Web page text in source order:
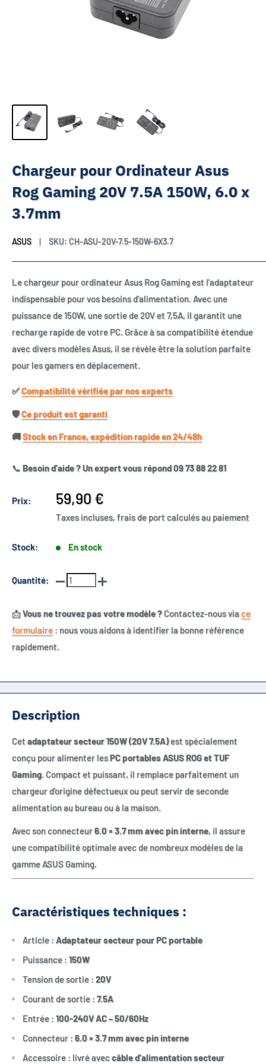
Chargeur pour Ordinateur Asus
Rog Gaming 20V 7.5A 150W, 6.0 x
3.7mm
ASUS SKU: CH-ASU-20V-7.5-150W-6X3.7
Le chargeur pour ordinateur Asus Rog Gaming est l'adaptateur
indispensable pour vos besoins d'alimentation. Avec une
puissance de 150W, une sortie de 20V et 7,5A, il garantit une
recharge rapide de votre PC. Grâce à sa compatibilité étendue
avec divers modèles Asus, il se révèle être la solution parfaite
pour les gamers en déplacement.
✅​Compatibilité vérifiée par nos experts
🛡️​Ce produit est garanti
🚚​Stock en France, expédition rapide en 24/48h
📞 Besoin d’aide ? Un expert vous répond 09 73 88 22 81
Prix:
Prix
réduit
59,90 €
Taxes incluses, frais de port calculés au paiement
Stock: En stock
Quantité:
📩Vous ne trouvez pas votre modèle ?Contactez-nous viace
formulaire : nous vous aidons à identifier la bonne référence
rapidement.
Description
Cetadaptateur secteur 150W (20V 7.5A)est spécialement
conçu pour alimenter lesPC portables ASUS ROG et TUF
Gaming. Compact et puissant, il remplace parfaitement un
chargeur d’origine défectueux ou peut servir de seconde
alimentation au bureau ou à la maison.
Avec son connecteur6.0 × 3.7 mm avec pin interne, il assure
une compatibilité optimale avec de nombreux modèles de la
gamme ASUS Gaming.
Caractéristiques techniques :
Article : Adaptateur secteur pour PC portable
Puissance : 150W
Tension de sortie : 20V
Courant de sortie : 7.5A
Entrée : 100-240V AC – 50/60Hz
Connecteur : 6.0 × 3.7 mm avec pin interne
Accessoire : livré aveccâble d’alimentation secteur